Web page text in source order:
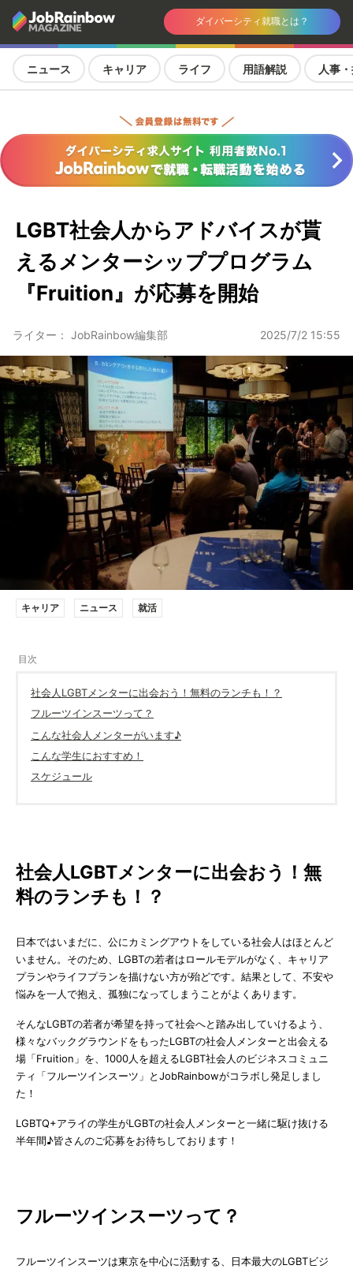
ダイバーシティ就職とは？
ニュース キャリア ライフ 用語解説 人事
LGBT社会人からアドバイスが貰
えるメンターシッププログラム
『Fruition』が応募を開始
ライター： JobRainbow編集部 2025/7/2 15:55
キャリア ニュース 就活
社会人LGBTメンターに出会おう！無料のランチも！？
フルーツインスーツって？
こんな社会人メンターがいます♪
こんな学生におすすめ！
スケジュール
社会人LGBTメンターに出会おう！無
料のランチも！？
日本ではいまだに、公にカミングアウトをしている社会人はほとんど
いません。そのため、LGBTの若者はロールモデルがなく、キャリア
プランやライフプランを描けない方が殆どです。結果として、不安や
悩みを一人で抱え、孤独になってしまうことがよくあります。
そんなLGBTの若者が希望を持って社会へと踏み出していけるよう、
様々なバックグラウンドをもったLGBTの社会人メンターと出会える
場「Fruition」を、1000人を超えるLGBT社会人のビジネスコミュニ
ティ「フルーツインスーツ」とJobRainbowがコラボし発足しまし
た！
LGBTQ+アライの学生がLGBTの社会人メンターと一緒に駆け抜ける
半年間♪皆さんのご応募をお待ちしております！
フルーツインスーツって？
フルーツインスーツは東京を中心に活動する、日本最大のLGBTビジ